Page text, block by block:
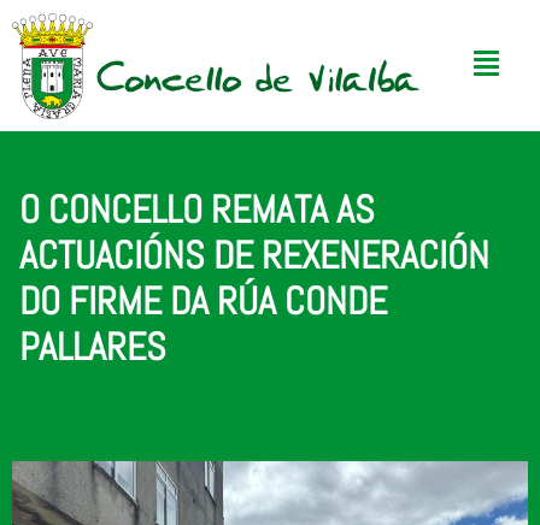
O CONCELLO REMATA AS
ACTUACIÓNS DE REXENERACIÓN
DO FIRME DA RÚA CONDE
PALLARES